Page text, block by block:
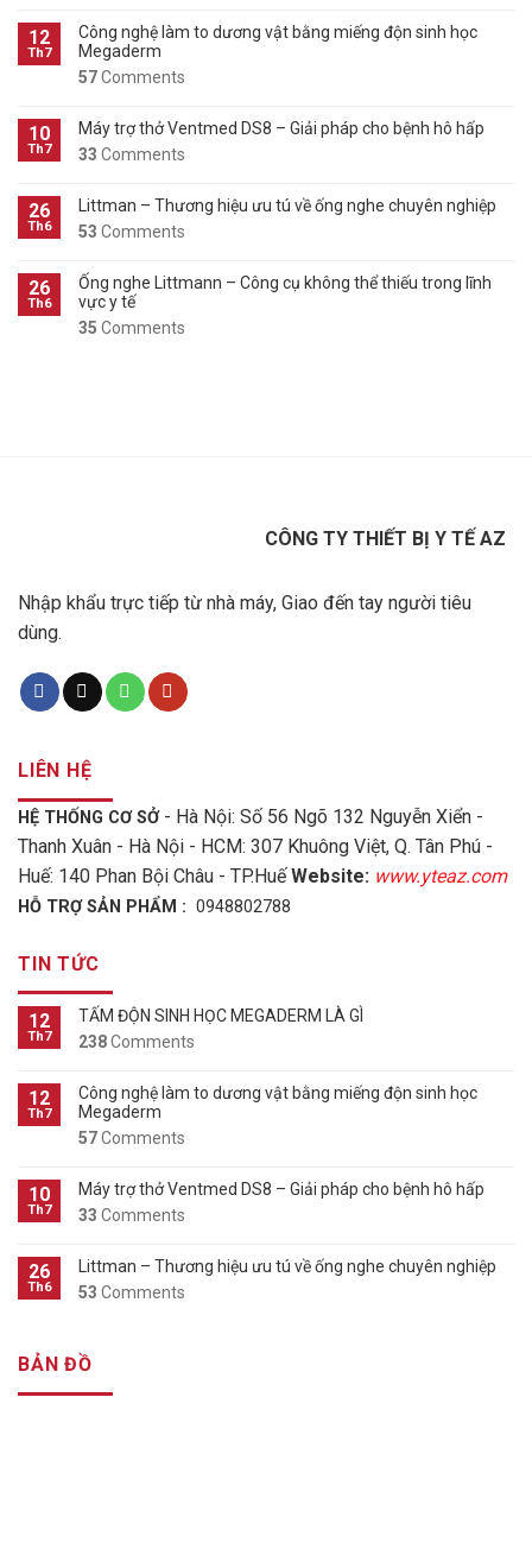
12
Th7
Công nghệ làm to dương vật bằng miếng độn sinh học
Megaderm
57Comments
10
Th7
Máy trợ thở Ventmed DS8 – Giải pháp cho bệnh hô hấp
33 Comments
26
Th6
Littman – Thương hiệu ưu tú về ống nghe chuyên nghiệp
53 Comments
26
Th6
Ống nghe Littmann – Công cụ không thể thiếu trong lĩnh
vực y tế
35 Comments
CÔNG TY THIẾT BỊ Y TẾ AZ
Nhập khẩu trực tiếp từ nhà máy, Giao đến tay người tiêu
dùng.
LIÊN HỆ
HỆ THỐNG CƠ SỞ - Hà Nội: Số 56 Ngõ 132 Nguyễn Xiển -
Thanh Xuân - Hà Nội - HCM: 307 Khuông Việt, Q. Tân Phú -
Huế: 140 Phan Bội Châu - TP.HuếWebsite: www.yteaz.com
HỖ TRỢ SẢN PHẨM : 0948802788
TIN TỨC
12
Th7
TẤM ĐỘN SINH HỌC MEGADERM LÀ GÌ
238Comments
12
Th7
Công nghệ làm to dương vật bằng miếng độn sinh học
Megaderm
57Comments
10
Th7
Máy trợ thở Ventmed DS8 – Giải pháp cho bệnh hô hấp
33 Comments
26
Th6
Littman – Thương hiệu ưu tú về ống nghe chuyên nghiệp
53 Comments
BẢN ĐỒ